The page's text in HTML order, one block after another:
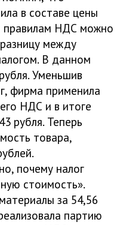
в составе цены
правилам НДС можно
между
В данном
Уменьшив
фирма применила
НДС и в итоге
рубля. Теперь
товара,
почему налог
стоимость».
за 54,56
партию